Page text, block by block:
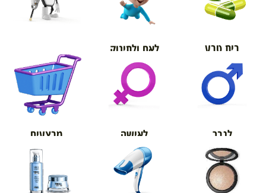
בית טבע לאם ולתינוק
אורטופדיה
לגבר לאישה מבצעים